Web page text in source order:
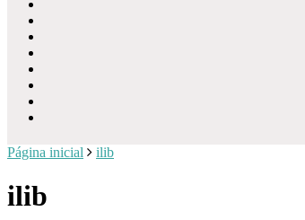
Página inicial ilib
ilib